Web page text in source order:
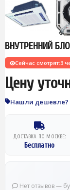
ВНУТРЕННИЙ
Сейчас смотрят:3
Цену
Нашли
ДОСТАВКА ПО МОСКВЕ:
Бесплатно
Нет отзывов —